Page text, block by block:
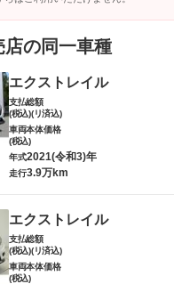
店の同一車種
エクストレイル
支払総額
(税込)(リ済込)
車両本体価格
(税込)
年式2021(令和3)年
走行3.9万km
エクストレイル
支払総額
(税込)(リ済込)
車両本体価格
(税込)